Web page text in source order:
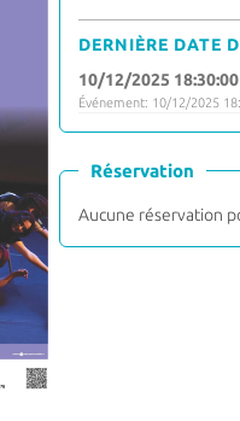
DERNIÈRE DATE
10/12/2025 18:30:00
Événement: 10/12/2025
Réservation
Aucune réservation